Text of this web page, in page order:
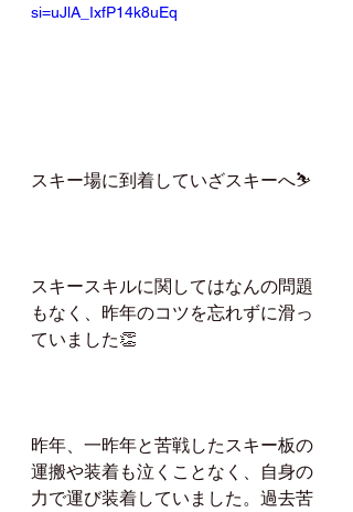
si=uJlA_IxfP14k8uEq
スキー場に到着していざスキーへ⛷
スキースキルに関してはなんの問題
もなく、昨年のコツを忘れずに滑っ
ていました👏
昨年、一昨年と苦戦したスキー板の
運搬や装着も泣くことなく、自身の
力で運び装着していました。過去苦